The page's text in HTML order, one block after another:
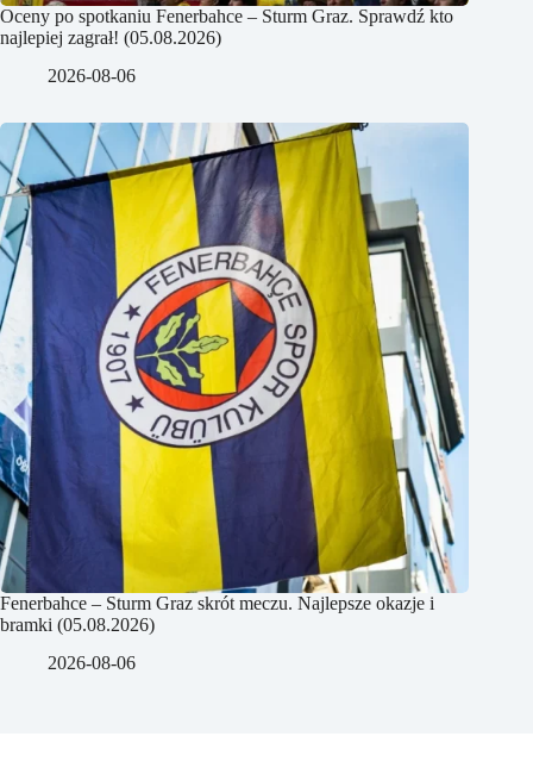
Oceny po spotkaniu Fenerbahce – Sturm Graz. Sprawdź kto
najlepiej zagrał! (05.08.2026)
2026-08-06
Fenerbahce – Sturm Graz skrót meczu. Najlepsze okazje i
bramki (05.08.2026)
2026-08-06